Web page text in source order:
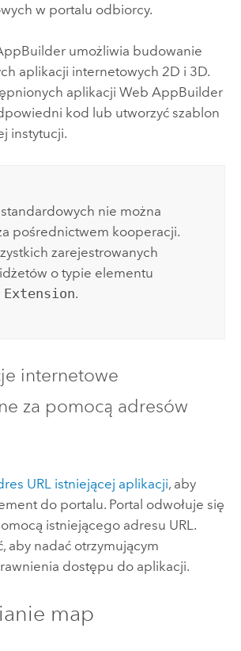
w portalu odbiorcy.
umożliwia budowanie
aplikacji internetowych 2D i 3D.
aplikacji Web AppBuilder
kod lub utworzyć szablon
instytucji.
nie można
pośrednictwem kooperacji.
zarejestrowanych
o typie elementu
.
internetowe
za pomocą adresów
URL istniejącej aplikacji, aby
do portalu. Portal odwołuje się
istniejącego adresu URL.
aby nadać otrzymującym
dostępu do aplikacji.
map